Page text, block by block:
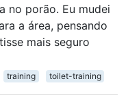
no porão. Eu mudei
a área, pensando
mais seguro
training toilet-training